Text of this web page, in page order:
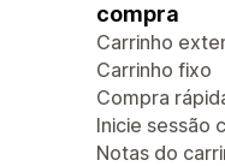
compra
Carrinho
Carrinho fixo
Compra
Inicie sessão
Notas do